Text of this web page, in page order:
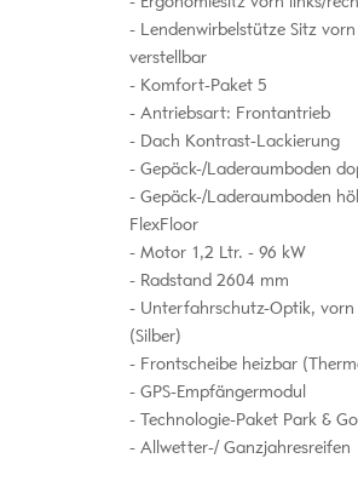
Lendenwirbelstütze Sitz
verstellbar
Komfort-Paket 5
Antriebsart: Frontantrieb
Dach Kontrast-Lackierung
Gepäck-/Laderaumboden
Gepäck-/Laderaumboden
FlexFloor
Motor 1,2 Ltr. - 96 kW
Radstand 2604 mm
Unterfahrschutz-Optik, vorn
(Silber)
Frontscheibe heizbar
GPS-Empfängermodul
Technologie-Paket Park &
Allwetter-/ Ganzjahresreifen